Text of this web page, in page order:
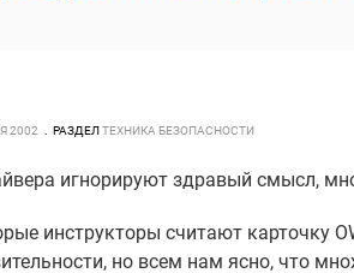
2002 РАЗДЕЛТЕХНИКА БЕЗОПАСНОСТИ
игнорируют здравый смысл,
инструкторы считают карточку
но всем нам ясно, что